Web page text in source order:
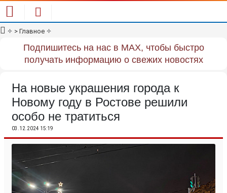
✧ > Главное ✧
Подпишитесь на нас в MAX, чтобы быстро
получать информацию о свежих новостях
На новые украшения города к
Новому году в Ростове решили
особо не тратиться
03.12.2024 15:19